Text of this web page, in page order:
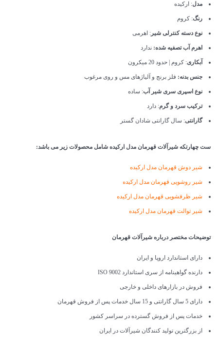
مدل: ارکیده
رنگ: کروم
نوع دسته کنترلی شیر : اهرمی
اهرم آب تصفیه شده: ندارد
آبکاری: کروم | حدود 20 میکرون
جنس بدنه: فلز برنج و آلیاژهای مس و روی مرغوب
نوع اسپری سری شیر آب: ساده
ترکیب سرد و گرم: دارد
گارانتی: سال گارانتی شادان گستر
ست چهارتکه شیرآلات قهرمان مدل ارکیده شامل محصولات زیر می باشد:
شیر دوش قهرمان مدل ارکیده
شیر روشویی قهرمان مدل ارکیده
شیر ظرفشویی قهرمان مدل ارکیده
شیر توالت قهرمان مدل ارکیده
توضیحات مختصر درباره شیرآلات قهرمان
دارای استاندارد اروپا و ایران
دارنده گواهینامه از سری استاندارد ISO 9002
فروش در بازارهای داخلی و خارجی
دارای 5 سال گارانتی و 15 سال خدمات پس از فروش قهرمان
خدمات پس از فروش گسترده در سراسر کشور
از بزرگترین تولید کنندگان شیرآلات در ایران